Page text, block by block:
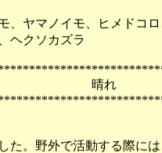
、ヤマノイモ、ヒメドコ
クソカズラ
日（火）
た。野外で活動する際に